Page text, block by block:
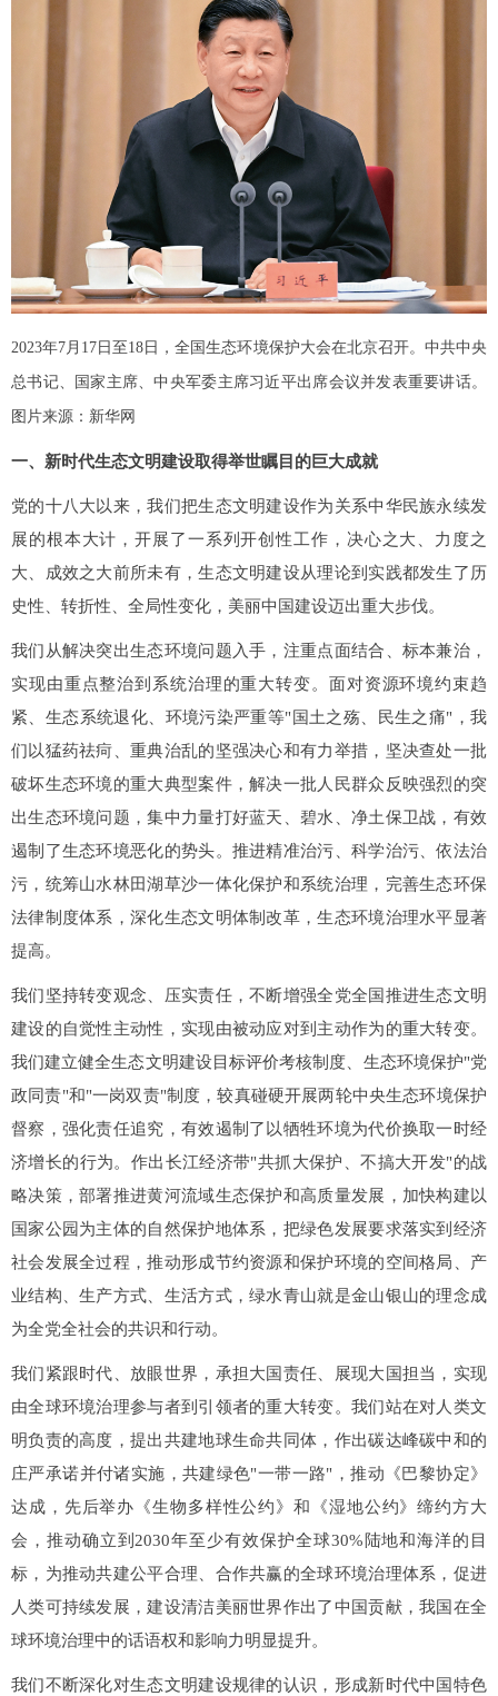
2023年7月17日至18日，全国生态环境保护大会在北京召开。中共中央
总书记、国家主席、中央军委主席习近平出席会议并发表重要讲话。
图片来源：新华网
一、新时代生态文明建设取得举世瞩目的巨大成就
党的十八大以来，我们把生态文明建设作为关系中华民族永续发
展的根本大计，开展了一系列开创性工作，决心之大、力度之
大、成效之大前所未有，生态文明建设从理论到实践都发生了历
史性、转折性、全局性变化，美丽中国建设迈出重大步伐。
我们从解决突出生态环境问题入手，注重点面结合、标本兼治，
实现由重点整治到系统治理的重大转变。面对资源环境约束趋
紧、生态系统退化、环境污染严重等"国土之殇、民生之痛"，我
们以猛药祛疴、重典治乱的坚强决心和有力举措，坚决查处一批
破坏生态环境的重大典型案件，解决一批人民群众反映强烈的突
出生态环境问题，集中力量打好蓝天、碧水、净土保卫战，有效
遏制了生态环境恶化的势头。推进精准治污、科学治污、依法治
污，统筹山水林田湖草沙一体化保护和系统治理，完善生态环保
法律制度体系，深化生态文明体制改革，生态环境治理水平显著
提高。
我们坚持转变观念、压实责任，不断增强全党全国推进生态文明
建设的自觉性主动性，实现由被动应对到主动作为的重大转变。
我们建立健全生态文明建设目标评价考核制度、生态环境保护"党
政同责"和"一岗双责"制度，较真碰硬开展两轮中央生态环境保护
督察，强化责任追究，有效遏制了以牺牲环境为代价换取一时经
济增长的行为。作出长江经济带"共抓大保护、不搞大开发"的战
略决策，部署推进黄河流域生态保护和高质量发展，加快构建以
国家公园为主体的自然保护地体系，把绿色发展要求落实到经济
社会发展全过程，推动形成节约资源和保护环境的空间格局、产
业结构、生产方式、生活方式，绿水青山就是金山银山的理念成
为全党全社会的共识和行动。
我们紧跟时代、放眼世界，承担大国责任、展现大国担当，实现
由全球环境治理参与者到引领者的重大转变。我们站在对人类文
明负责的高度，提出共建地球生命共同体，作出碳达峰碳中和的
庄严承诺并付诸实施，共建绿色"一带一路"，推动《巴黎协定》
达成，先后举办《生物多样性公约》和《湿地公约》缔约方大
会，推动确立到2030年至少有效保护全球30%陆地和海洋的目
标，为推动共建公平合理、合作共赢的全球环境治理体系，促进
人类可持续发展，建设清洁美丽世界作出了中国贡献，我国在全
球环境治理中的话语权和影响力明显提升。
我们不断深化对生态文明建设规律的认识，形成新时代中国特色